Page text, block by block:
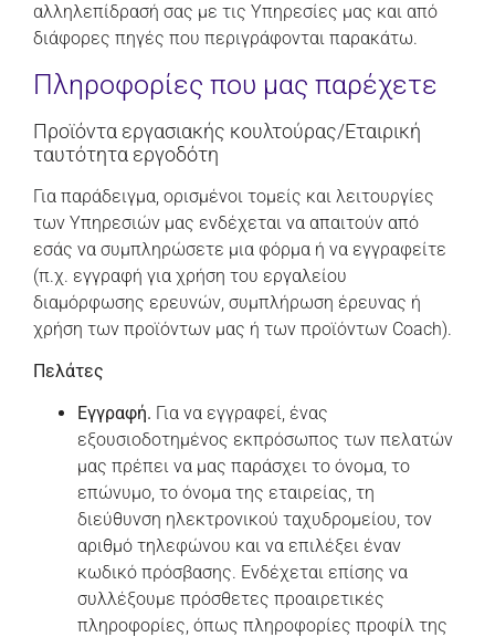
αλληλεπίδρασή σας με τις Υπηρεσίες μας και από
διάφορες πηγές που περιγράφονται παρακάτω.
Πληροφορίες που μας παρέχετε
Προϊόντα εργασιακής κουλτούρας/Εταιρική
ταυτότητα εργοδότη
Για παράδειγμα, ορισμένοι τομείς και λειτουργίες
των Υπηρεσιών μας ενδέχεται να απαιτούν από
εσάς να συμπληρώσετε μια φόρμα ή να εγγραφείτε
(π.χ. εγγραφή για χρήση του εργαλείου
διαμόρφωσης ερευνών, συμπλήρωση έρευνας ή
χρήση των προϊόντων μας ή των προϊόντων Coach).
Πελάτες
Εγγραφή. Για να εγγραφεί, ένας
εξουσιοδοτημένος εκπρόσωπος των πελατών
μας πρέπει να μας παράσχει το όνομα, το
επώνυμο, το όνομα της εταιρείας, τη
διεύθυνση ηλεκτρονικού ταχυδρομείου, τον
αριθμό τηλεφώνου και να επιλέξει έναν
κωδικό πρόσβασης. Ενδέχεται επίσης να
συλλέξουμε πρόσθετες προαιρετικές
πληροφορίες, όπως πληροφορίες προφίλ της